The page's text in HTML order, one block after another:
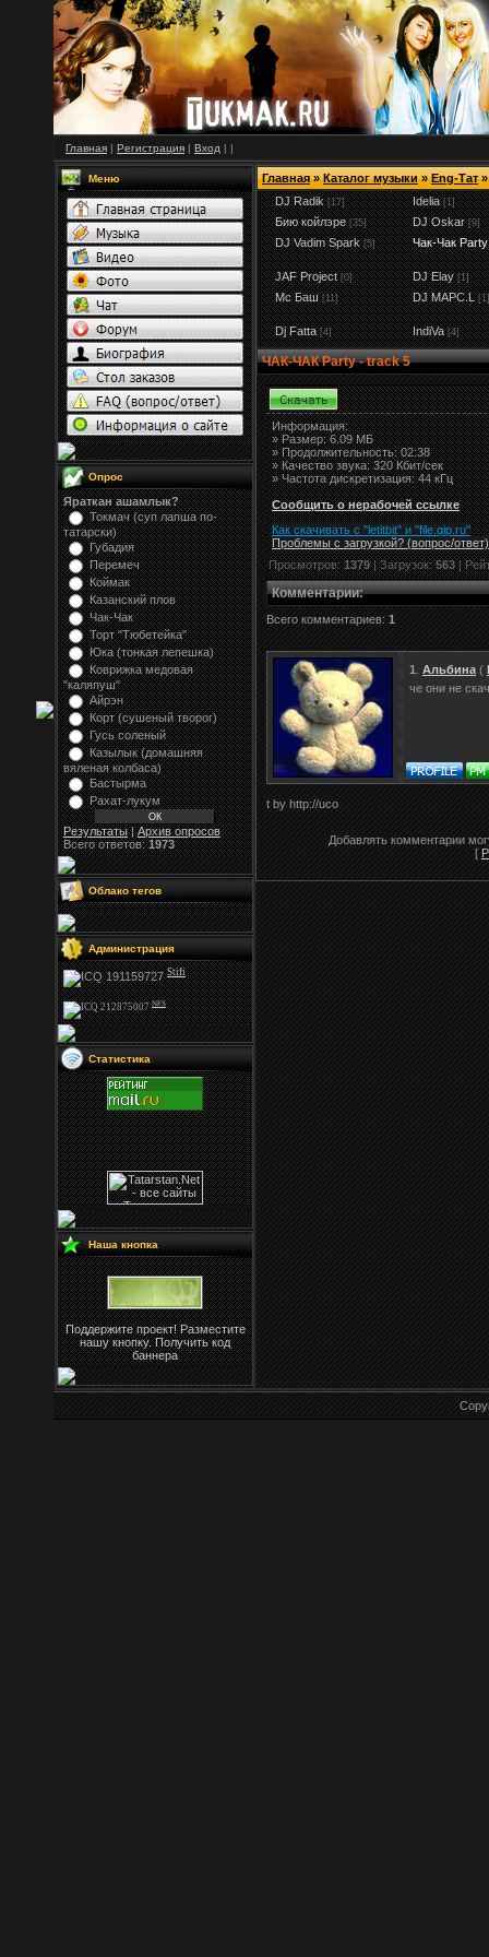
Главная | Регистрация | Вход | |
Меню
Опрос
Яраткан ашамлык?
Токмач (суп лапша по-
татарски)
Губадия
Перемеч
Коймак
Казанский плов
Чак-Чак
Торт "Тюбетейка"
Юка (тонкая лепешка)
Коврижка медовая
"каляпуш"
Айрэн
Корт (сушеный творог)
Гусь соленый
Казылык (домашняя
вяленая колбаса)
Бастырма
Рахат-лукум
Результаты|Архив опросов
Всего ответов:1973
Облако тегов
Администрация
Stifi
NFS
Статистика
Наша кнопка
Поддержите проект! Разместите
нашу кнопку. Получить код
баннера
Главная»Каталог музыки»Eng-Тат»
DJ Radik [17] Idelia [1]
Бию койлэре [35] DJ Oskar [9]
DJ Vadim Spark [5] Чак-Чак Party
JAF Project [0] DJ Elay [1]
Мс Баш [11] DJ MAPC.L [1]
Dj Fatta [4] IndiVa [4]
ЧАК-ЧАК Party - track 5
Информация:
»Размер:6.09 МБ
» Продолжительность: 02:38
» Качество звука: 320 Кбит/сек
» Частота дискретизация: 44 кГц
Сообщить о нерабочей ссылке
Как скачивать с "letitbit" и "file.qip.ru"
Проблемы с загрузкой? (вопрос/ответ)
Просмотров:1379| Загрузок:563|
Комментарии:
Всего комментариев: 1
1 Альбина (
че они не
t by http://uco
Добавлять комментарии
[